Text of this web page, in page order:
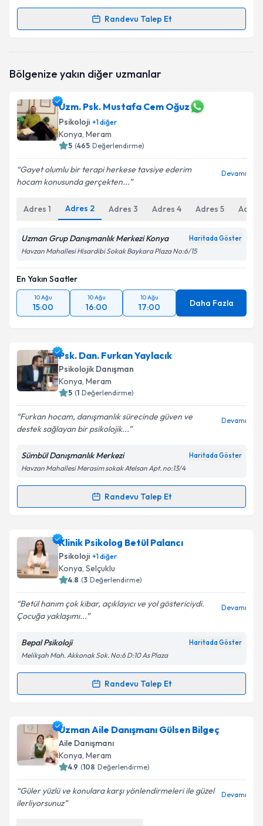
Takvim Talebini Gönder
Randevu Talep Et
Randevu Takvimi Talebi
talebi oluşturun. Size bu uzmandan randevu almanız
bilgilendireceğiz.
E-posta Adresiniz
Kişisel verilerimin işlenmesine ilişkin
kapsamda işlenmesini kabul ediyorum.
Takvim Talebini Gönder
Bölgenize yakın diğer uzmanlar
Uzm. Psk. Mustafa Cem Oğuz
Psikoloji +1diğer
Konya, Meram
5 (465 Değerlendirme)
Gayet olumlu bir terapi herkese tavsiye ederim
hocam konusunda gerçekten...
Devamı
Adres 1 Adres 2 Adres 3 Adres 4 Adres 5 Adres
Uzman Grup Danışmanlık Merkezi Konya Haritada Göster
Havzan Mahallesi Hisardibi Sokak Baykara Plaza No:6/15
En Yakın Saatler
10 Ağu
15:00
10 Ağu
16:00
10 Ağu
17:00 Daha Fazla
Psk. Dan. Furkan Yaylacık
Psikolojik Danışman
Konya, Meram
5 (1 Değerlendirme)
Furkan hocam, danışmanlık sürecinde güven ve
destek sağlayan bir psikolojik...
Devamı
Sümbül Danışmanlık Merkezi Haritada Göster
Havzan Mahallesi Merasim sokak Atelsan Apt. no:13/4
Randevu Talep Et
Randevu Takvimi Talebi
Psk. Dan. Furkan Yaylacıkiçin randevu takvimi
talebi oluşturun. Size bu uzmandan randevu almanız
için bir takvim hazırlandığında e-posta ile
bilgilendireceğiz.
E-posta Adresiniz
Kişisel verilerimin işlenmesine ilişkin
Metni'ni okudum ve kişisel verilerimin belirtilen
kapsamda işlenmesini kabul ediyorum.
Klinik Psikolog Betül Palancı
Psikoloji +1diğer
Konya, Selçuklu
4.8 (3 Değerlendirme)
Betül hanım çok kibar, açıklayıcı ve yol göstericiydi.
Çocuğa yaklaşımı...
Devamı
Bepal Psikoloji Haritada Göster
Melikşah Mah. Akkonak Sok. No:6 D:10 As Plaza
Randevu Talep Et
Randevu Takvimi Talebi
Klinik Psikolog Betül Palancıiçin randevu takvimi
talebi oluşturun. Size bu uzmandan randevu almanız
için bir takvim hazırlandığında e-posta ile
bilgilendireceğiz.
E-posta Adresiniz
Uzman Aile Danışmanı Gülsen Bilgeç
Aile Danışmanı
Konya, Meram
4.9 (108 Değerlendirme)
Güler yüzlü ve konulara karşı yönlendirmeleri ile güzel
ilerliyorsunuz
Devamı